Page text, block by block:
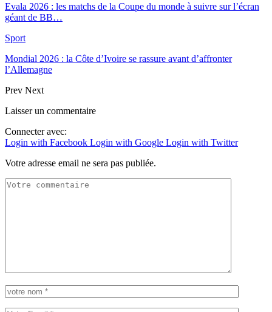
Evala 2026 : les matchs de la Coupe du monde à suivre sur l’écran
géant de BB…
Sport
Mondial 2026 : la Côte d’Ivoire se rassure avant d’affronter
l’Allemagne
Prev Next
Laisser un commentaire
Connecter avec:
Login with Facebook Login with Google Login with Twitter
Votre adresse email ne sera pas publiée.